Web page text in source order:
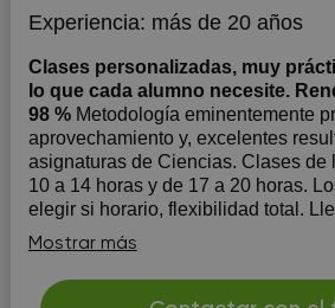
Experiencia: más de 20 años
Clases personalizadas, muy
lo que cada alumno necesite.
98 % Metodología eminentemente
aprovechamiento y, excelentes
asignaturas de Ciencias. Clases de
10 a 14 horas y de 17 a 20 horas.
elegir si horario, flexibilidad total.
clases particulares y en Centros de
Mostrar más